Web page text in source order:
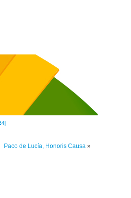
Paco de Lucía, Honoris Causa »